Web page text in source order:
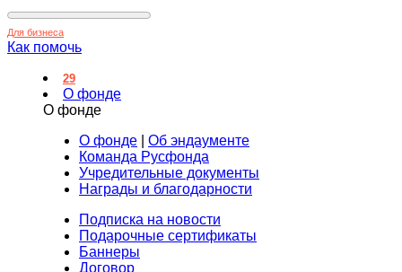
Для бизнеса
Как помочь
29
О фонде
О фонде
О фонде
Об эндаументе
Команда Русфонда
Учредительные документы
Награды и благодарности
Подписка на новости
Подарочные сертификаты
Баннеры
Договор